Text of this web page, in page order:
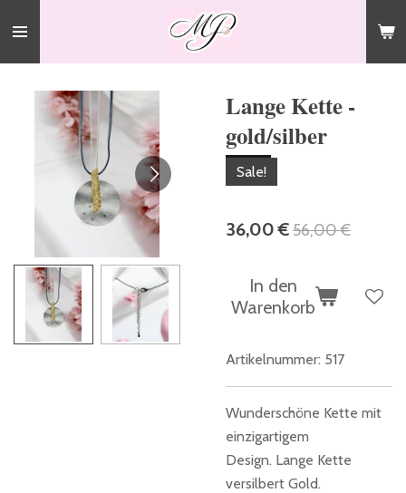
springen
Lange Kette -
gold/silber
Sale!
36,00 €56,00 €
In den
Warenkorb
Artikelnummer: 517
Wunderschöne Kette mit
einzigartigem
Design. Lange Kette
versilbert Gold.